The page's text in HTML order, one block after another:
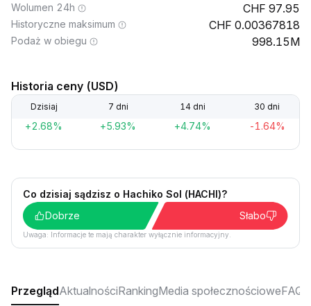
Wolumen 24h 97.95
Historyczne maksimum 0.00367818
Podaż w obiegu 998.15M
Historia ceny (USD)
Dzisiaj 7 dni 14 dni 30 dni
+2.68% +5.93% +4.74% -1.64%
Co dzisiaj sądzisz o Hachiko Sol (HACHI)?
Dobrze
Słabo
Uwaga: Informacje te mają charakter wyłącznie informacyjny.
PrzeglądAktualnościRankingMedia społecznościoweFAQ